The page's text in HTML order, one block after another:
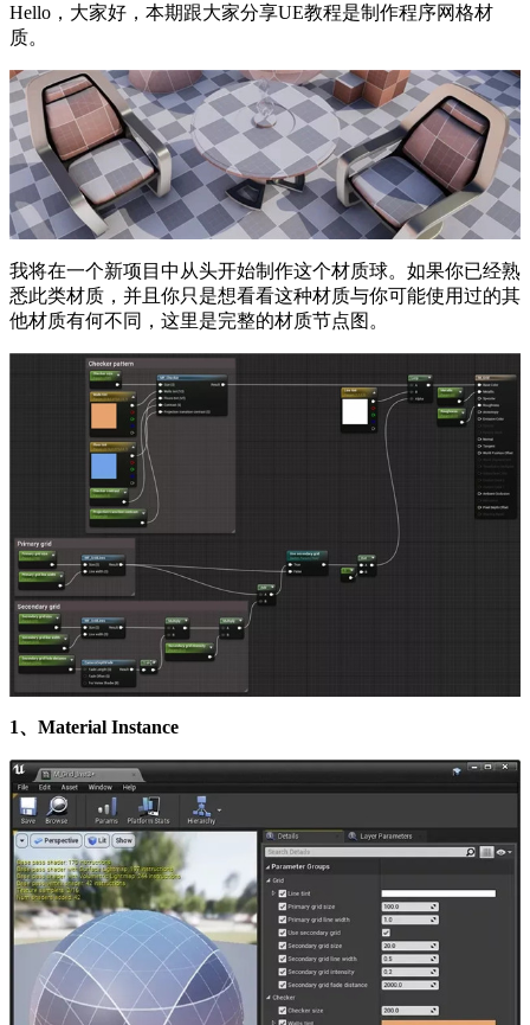
Hello，大家好，本期跟大家分享UE教程是制作程序网格材
质。
我将在一个新项目中从头开始制作这个材质球。如果你已经熟
悉此类材质，并且你只是想看看这种材质与你可能使用过的其
他材质有何不同，这里是完整的材质节点图。
1、Material Instance